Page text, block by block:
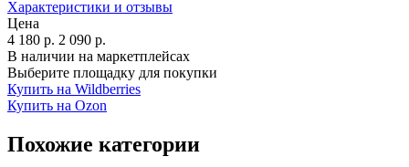
Характеристики и отзывы
Цена
4 180 р. 2 090 р.
В наличии на маркетплейсах
Выберите площадку для покупки
Купить на Wildberries
Купить на Ozon
Похожие категории